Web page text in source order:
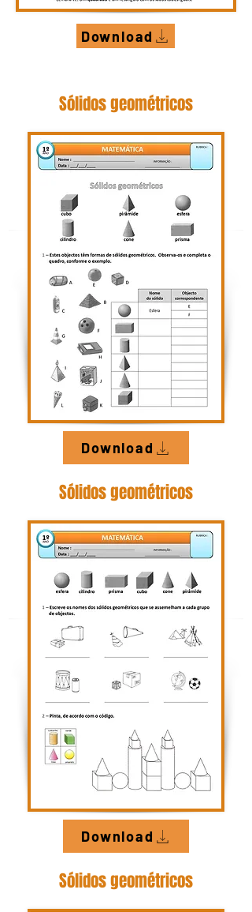
Download
Sólidos geométricos
Download
Sólidos geométricos
Download
Sólidos geométricos